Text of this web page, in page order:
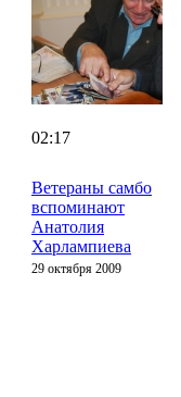
02:17
Ветераны самбо
вспоминают
Анатолия
Харлампиева
29 октября 2009